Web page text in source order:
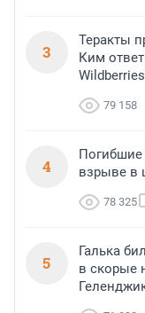
3
Теракты
Ким
Wildberries
79 158
4
Погибшие
взрыве в
78 325
5
Галька
в скорые